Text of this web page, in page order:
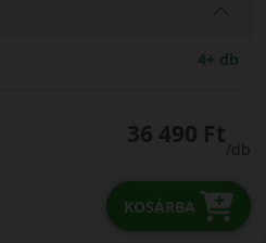
4+ db
36 490 Ft
/db
KOSÁRBA